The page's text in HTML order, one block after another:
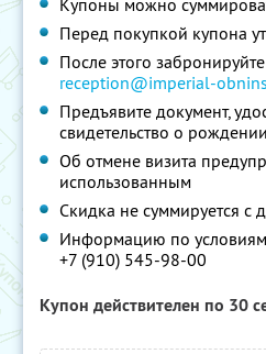
Купоны можно
Перед покупкой купона
После этого
reception@imperial-
Предъявите документ,
свидетельство о
Об отмене визита
использованным
Скидка не суммируется
Информацию по
+7 (910) 545-98-00
Купон действителен по 30